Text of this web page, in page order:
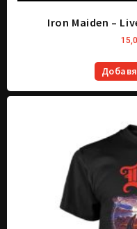
Iron Maiden –